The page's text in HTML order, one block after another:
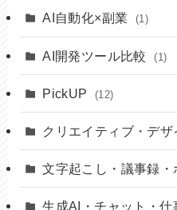
(8)
AI自動化×副業 (1)
AI開発ツール比較 (1)
PickUP (12)
クリエイティブ・デザ
(22)
文字起こし・議事録・
(9)
生成AI・チャット・仕